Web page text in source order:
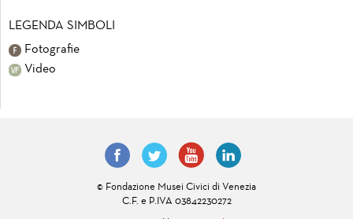
LEGENDA SIMBOLI
Fotografie
Video
© Fondazione Musei Civici di Venezia
C.F. e P.IVA 03842230272